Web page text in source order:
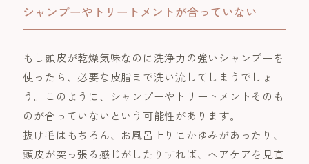
シャンプーやトリートメントが合っていない
もし頭皮が乾燥気味なのに洗浄力の強いシャンプーを
使ったら、必要な皮脂まで洗い流してしまうでしょ
う。このように、シャンプーやトリートメントそのも
のが合っていないという可能性があります。
抜け毛はもちろん、お風呂上りにかゆみがあったり、
頭皮が突っ張る感じがしたりすれば、ヘアケアを見直